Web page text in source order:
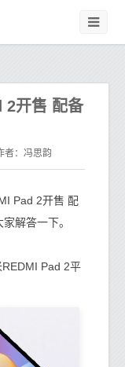
2开售 配备
：冯思韵
Pad 2开售 配
解答一下。
Pad 2平